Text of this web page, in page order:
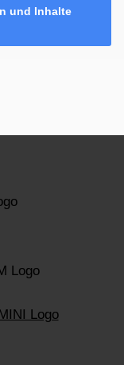
und Inhalte